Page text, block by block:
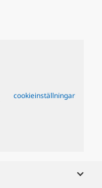
cookieinställningar